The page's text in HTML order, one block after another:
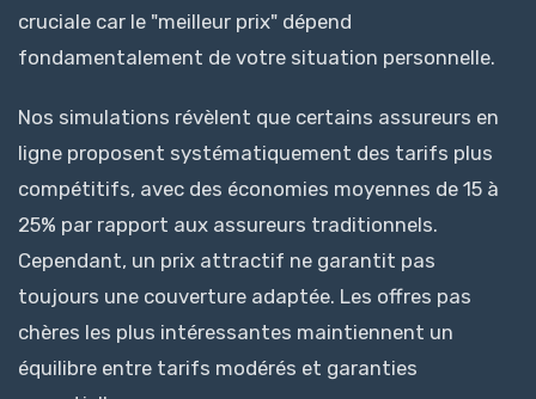
cruciale car le "meilleur prix" dépend
fondamentalement de votre situation personnelle.
Nos simulations révèlent que certains assureurs en
ligne proposent systématiquement des tarifs plus
compétitifs, avec des économies moyennes de 15 à
25% par rapport aux assureurs traditionnels.
Cependant, un prix attractif ne garantit pas
toujours une couverture adaptée. Les offres pas
chères les plus intéressantes maintiennent un
équilibre entre tarifs modérés et garanties